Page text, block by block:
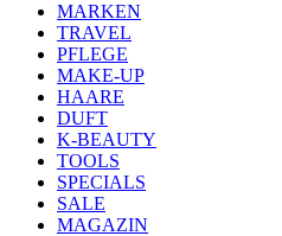
MARKEN
TRAVEL
PFLEGE
MAKE-UP
HAARE
DUFT
K-BEAUTY
TOOLS
SPECIALS
SALE
MAGAZIN